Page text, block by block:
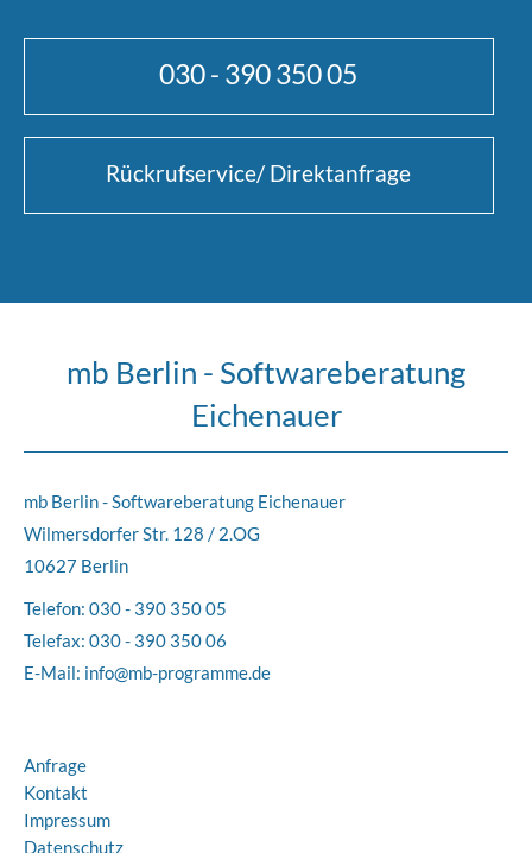
030 - 390 350 05
Rückrufservice/ Direktanfrage
mb Berlin - Softwareberatung
Eichenauer
mb Berlin - Softwareberatung Eichenauer
Wilmersdorfer Str. 128 / 2.OG
10627 Berlin
Telefon: 030 - 390 350 05
Telefax: 030 - 390 350 06
E-Mail: info@mb-programme.de
Anfrage
Kontakt
Impressum
Datenschutz